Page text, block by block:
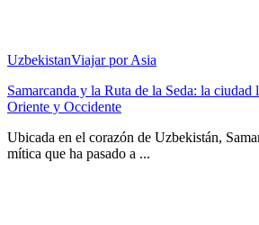
UzbekistanViajar por Asia
Samarcanda y la Ruta de la Seda: la ciudad
Oriente y Occidente
Ubicada en el corazón de Uzbekistán,
mítica que ha pasado a ...